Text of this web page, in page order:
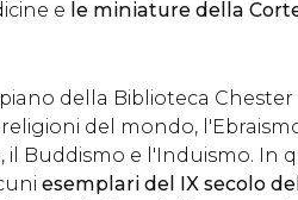
e le miniature della
della Biblioteca
del mondo,
il Buddismo e l'Induismo. In
esemplari del IX secolo